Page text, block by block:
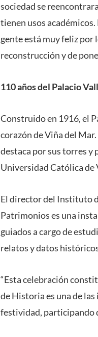
sociedad se
tienen usos
gente está muy feliz por
reconstrucción y de
110 años del Palacio
Construido en 1916, el
corazón de Viña del
destaca por sus torres
Universidad Católica de
El director del Instituto
Patrimonios es una
guiados a cargo de
relatos y datos
“Esta celebración
de Historia es una de
festividad, participando